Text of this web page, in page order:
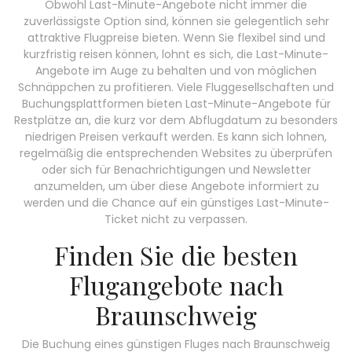
Obwohl Last-Minute-Angebote nicht immer die
zuverlässigste Option sind, können sie gelegentlich sehr
attraktive Flugpreise bieten. Wenn Sie flexibel sind und
kurzfristig reisen können, lohnt es sich, die Last-Minute-
Angebote im Auge zu behalten und von möglichen
Schnäppchen zu profitieren. Viele Fluggesellschaften und
Buchungsplattformen bieten Last-Minute-Angebote für
Restplätze an, die kurz vor dem Abflugdatum zu besonders
niedrigen Preisen verkauft werden. Es kann sich lohnen,
regelmäßig die entsprechenden Websites zu überprüfen
oder sich für Benachrichtigungen und Newsletter
anzumelden, um über diese Angebote informiert zu
werden und die Chance auf ein günstiges Last-Minute-
Ticket nicht zu verpassen.
Finden Sie die besten
Flugangebote nach
Braunschweig
Die Buchung eines günstigen Fluges nach Braunschweig